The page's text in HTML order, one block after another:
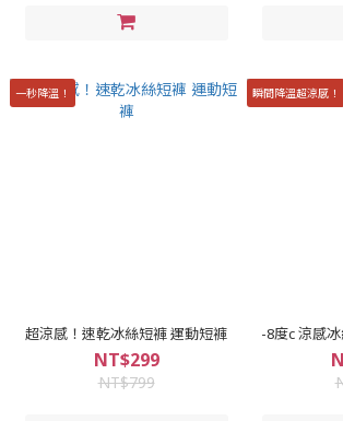
一秒降溫！
超涼感！速乾冰絲短褲 運動短褲
NT$299
NT$799
瞬間降溫超涼感！
-8度c 涼感